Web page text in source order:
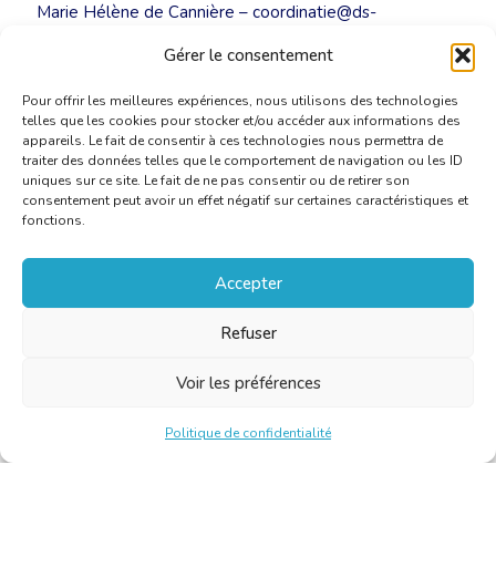
Gérer le consentement
Pour offrir les meilleures expériences, nous utilisons des technologies
telles que les cookies pour stocker et/ou accéder aux informations des
appareils. Le fait de consentir à ces technologies nous permettra de
traiter des données telles que le comportement de navigation ou les ID
uniques sur ce site. Le fait de ne pas consentir ou de retirer son
consentement peut avoir un effet négatif sur certaines caractéristiques et
fonctions.
Accepter
Refuser
Voir les préférences
Politique de confidentialité
Marie Hélène de Cannière – coordinatie@ds-